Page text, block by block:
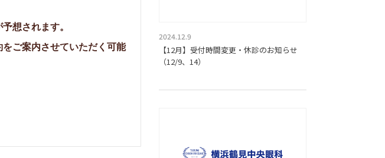
想されます。
をご案内させていただく可能
2024.12.9
【12月】受付時間変更・休診のお知らせ
（12/9、14）